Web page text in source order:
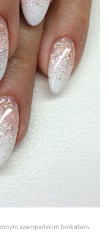
szampańskim brokatem.